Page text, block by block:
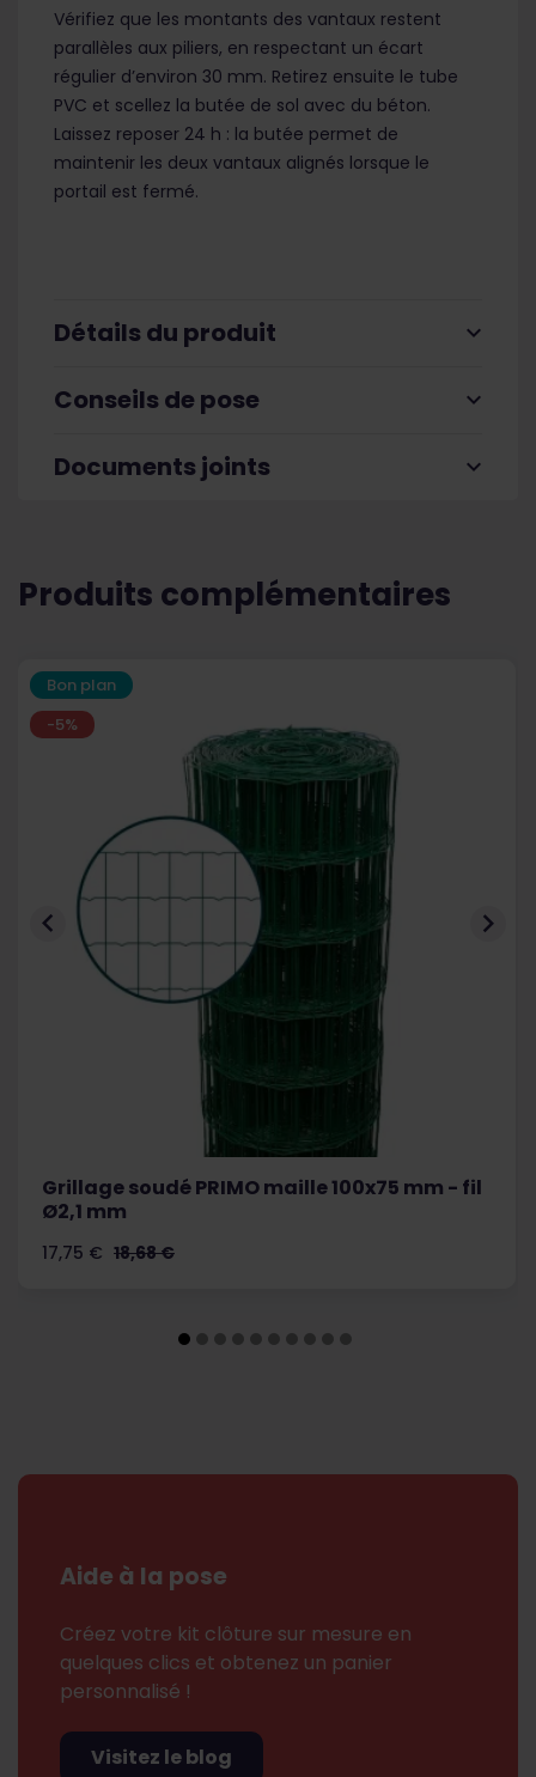
Vérifiez que les montants des vantaux restent
parallèles aux piliers, en respectant un écart
régulier d’environ 30 mm. Retirez ensuite le tube
PVC et scellez la butée de sol avec du béton.
Laissez reposer 24 h : la butée permet de
maintenir les deux vantaux alignés lorsque le
portail est fermé.
expand_more
Détails du produit
expand_more
Conseils de pose
expand_more
Documents joints
Produits complémentaires
Grillage soudé PRIMO maille 100x75 mm - fil
Ø2,1 mm
Prix
17,75 € Prix de base
18,68 €
Bon plan
-5%
 
Aide à la pose
Créez votre kit clôture sur mesure en
quelques clics et obtenez un panier
personnalisé !
Visitez le blog